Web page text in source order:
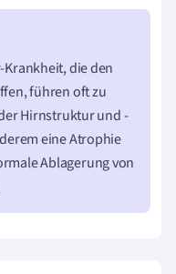
die den
führen oft zu
Hirnstruktur und -
eine Atrophie
Ablagerung von